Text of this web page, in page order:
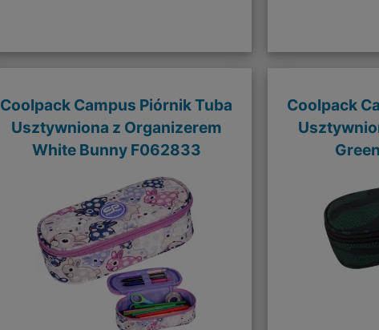
Coolpack Campus Piórnik Tuba
Usztywniona z Organizerem
White Bunny F062833
Coolpack